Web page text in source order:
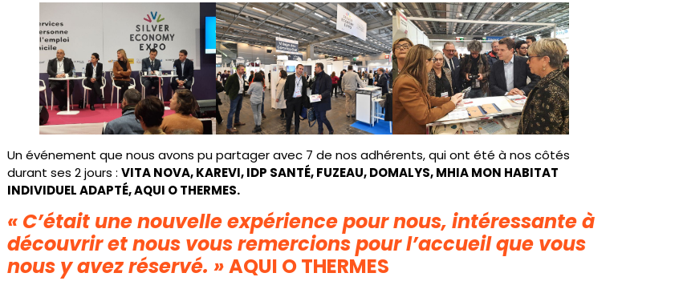
Un événement que nous avons pu partager avec 7 de nos adhérents, qui ont été à nos côtés
durant ses 2 jours : VITA NOVA, KAREVI, IDP SANTÉ, FUZEAU, DOMALYS, MHIA MON HABITAT
INDIVIDUEL ADAPTÉ, AQUI O THERMES.
« C’était une nouvelle expérience pour nous, intéressante à
découvrir et nous vous remercions pour l’accueil que vous
nous y avez réservé. »AQUI O THERMES